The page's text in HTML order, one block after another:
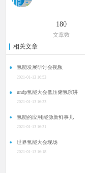
180
文章数
相关文章
氢能发展研讨会视频
2021-01-13 16:53
undp氢能大会低压储氢演讲
2021-01-13 16:23
氢能的应用|能源新鲜事儿
2021-01-13 16:21
世界氢能大会现场
2021-01-13 16:18